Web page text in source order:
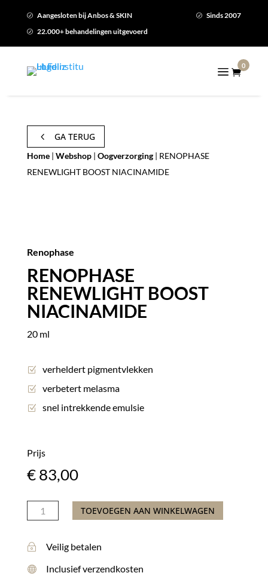
R Aangesloten bij Anbos & SKIN R Sinds 2007
R 22.000+ behandelingen uitgevoerd

0
4 GA TERUG
Home| Webshop| Oogverzorging| RENOPHASE
RENEWLIGHT BOOST NIACINAMIDE
Renophase
RENOPHASE
RENEWLIGHT BOOST
NIACINAMIDE
20 ml
verheldert pigmentvlekken
verbetert melasma
snel intrekkende emulsie
Prijs
€83,00
RENOPHASE
RENEWLIGHT
BOOST
aantal
TOEVOEGEN AAN WINKELWAGEN
~ Veilig betalen

Inclusief verzendkosten